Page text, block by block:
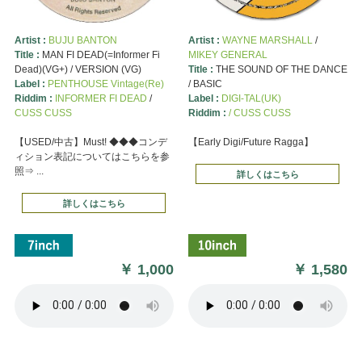
Artist : BUJU BANTON
Title : MAN FI DEAD(=Informer Fi
Dead)(VG+) / VERSION (VG)
Label : PENTHOUSE Vintage(Re)
Riddim : INFORMER FI DEAD /
CUSS CUSS
【USED/中古】Must! ◆◆◆コンデ
ィション表記についてはこちらを参
照⇒ ...
詳しくはこちら
￥ 1,000
Artist : WAYNE MARSHALL/
MIKEY GENERAL
Title : THE SOUND OF THE DANCE
/ BASIC
Label : DIGI-TAL(UK)
Riddim : / CUSS CUSS
【Early Digi/Future Ragga】
詳しくはこちら
￥ 1,580